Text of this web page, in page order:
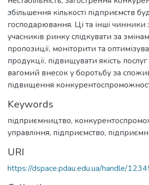
збільшення кількості підприємств
господарювання. Ці та інші
учасників ринку слідкувати за
пропозиції, моніторити та
продукції, підвищувати якість
вагомий внесок у боротьбу за
підвищення
Keywords
підприємництво,
управління, підприємство,
URI
https://dspace.pdau.edu.ua/handle/